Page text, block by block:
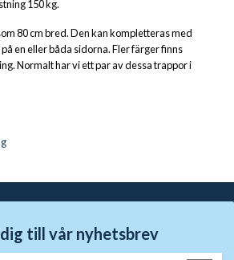
150 kg.
80 cm bred. Den kan kompletteras med
en eller båda sidorna. Fler färger finns
Normalt har vi ett par av dessa trappor i
till vår nyhetsbrev